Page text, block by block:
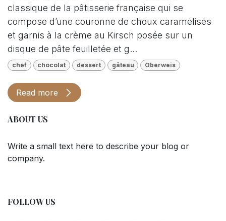
classique de la pâtisserie française qui se
compose d’une couronne de choux caramélisés
et garnis à la crème au Kirsch posée sur un
disque de pâte feuilletée et g...
chef chocolat dessert gâteau Oberweis
Read more
ABOUT US
Write a small text here to describe your blog or
company.
FOLLOW US